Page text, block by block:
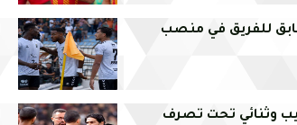
للفريق في منصب
وثنائي تحت تصرف